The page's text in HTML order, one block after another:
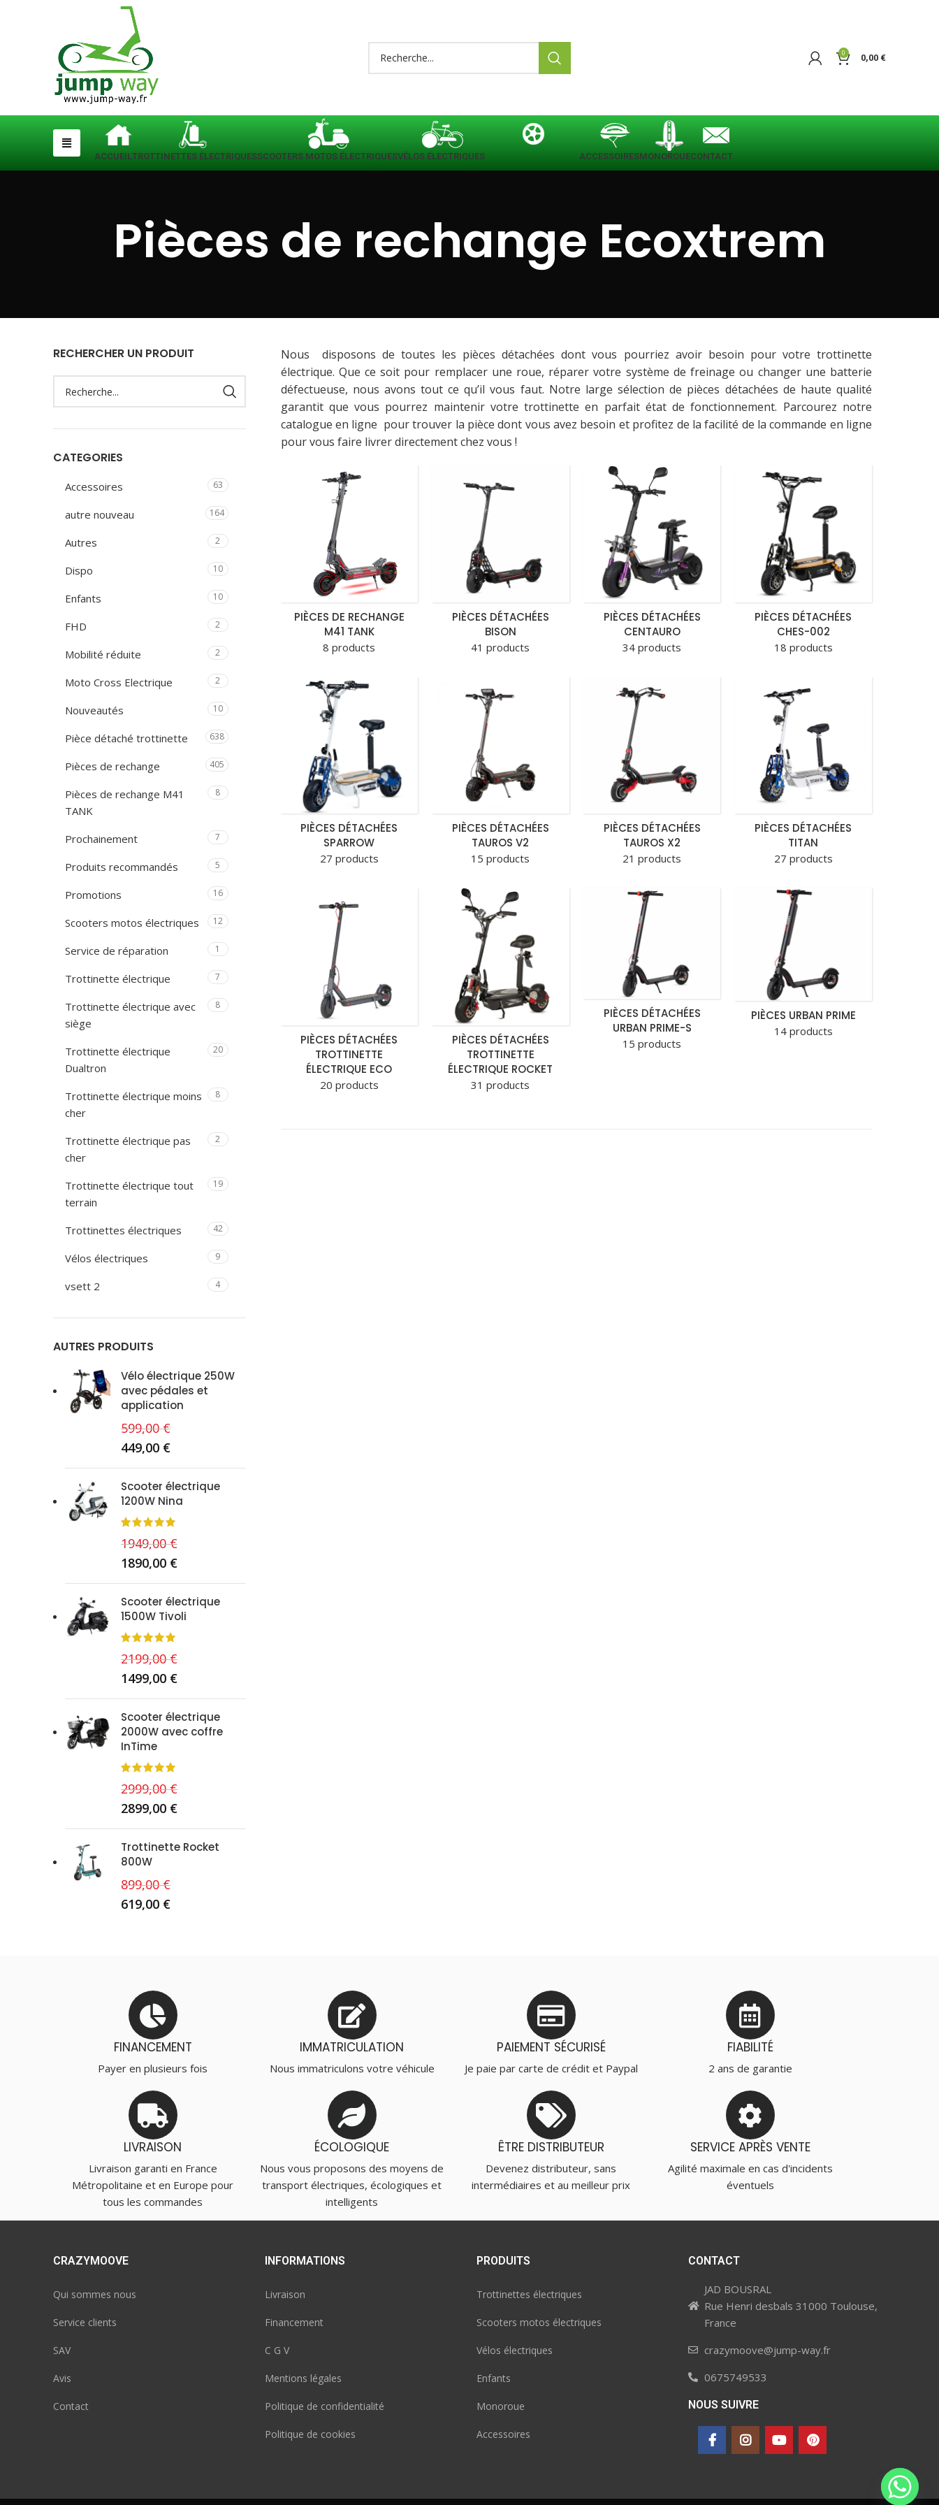
0 0,00 €
ACCUEILTROTTINETTES ÉLECTRIQUESSCOOTERS MOTOS ÉLECTRIQUESVÉLOS ÉLECTRIQUES ACCESSOIRESMONOROUECONTACT
Pièces de rechange Ecoxtrem
Nous disposons de toutes les pièces détachées dont vous pourriez avoir besoin pour votre trottinette
électrique. Que ce soit pour remplacer une roue, réparer votre système de freinage ou changer une batterie
défectueuse, nous avons tout ce qu’il vous faut. Notre large sélection de pièces détachées de haute qualité
garantit que vous pourrez maintenir votre trottinette en parfait état de fonctionnement. Parcourez notre
catalogue en ligne pour trouver la pièce dont vous avez besoin et profitez de la facilité de la commande en ligne
pour vous faire livrer directement chez vous !
PIÈCES DE RECHANGE
M41 TANK
8 products
PIÈCES DÉTACHÉES
BISON
41 products
PIÈCES DÉTACHÉES
CENTAURO
34 products
PIÈCES DÉTACHÉES
CHES-002
18 products
PIÈCES DÉTACHÉES
SPARROW
27 products
PIÈCES DÉTACHÉES
TAUROS V2
15 products
PIÈCES DÉTACHÉES
TAUROS X2
21 products
PIÈCES DÉTACHÉES
TITAN
27 products
PIÈCES DÉTACHÉES
TROTTINETTE
ÉLECTRIQUE ECO
20 products
PIÈCES DÉTACHÉES
TROTTINETTE
ÉLECTRIQUE ROCKET
31 products
PIÈCES DÉTACHÉES
URBAN PRIME-S
15 products
PIÈCES URBAN PRIME
14 products
RECHERCHER UN PRODUIT
CATEGORIES
Accessoires 63
autre nouveau 164
Autres 2
Dispo 10
Enfants 10
FHD 2
Mobilité réduite 2
Moto Cross Electrique 2
Nouveautés 10
Pièce détaché trottinette 638
Pièces de rechange 405
Pièces de rechange M41
TANK
8
Prochainement 7
Produits recommandés 5
Promotions 16
Scooters motos électriques 12
Service de réparation 1
Trottinette électrique 7
Trottinette électrique avec
siège
8
Trottinette électrique
Dualtron
20
Trottinette électrique moins
cher
8
Trottinette électrique pas
cher
2
Trottinette électrique tout
terrain
19
Trottinettes électriques 42
Vélos électriques 9
vsett 2 4
AUTRES PRODUITS
Vélo électrique 250W
avec pédales et
application
599,00€
449,00 €
Scooter électrique
1200W Nina
1949,00€
1890,00 €
Scooter électrique
1500W Tivoli
2199,00€
1499,00 €
Scooter électrique
2000W avec coffre
InTime
2999,00€
2899,00 €
Trottinette Rocket
800W
899,00€
619,00 €
FINANCEMENT
Payer en plusieurs fois
IMMATRICULATION
Nous immatriculons votre véhicule
PAIEMENT SÉCURISÉ
Je paie par carte de crédit et Paypal
FIABILITÉ
2 ans de garantie
LIVRAISON
Livraison garanti en France
Métropolitaine et en Europe pour
tous les commandes
ÉCOLOGIQUE
Nous vous proposons des moyens de
transport électriques, écologiques et
intelligents
ÊTRE DISTRIBUTEUR
Devenez distributeur, sans
intermédiaires et au meilleur prix
SERVICE APRÈS VENTE
Agilité maximale en cas d'incidents
éventuels
CRAZYMOOVE
Qui sommes nous
Service clients
SAV
Avis
Contact
INFORMATIONS
Livraison
Financement
C G V
Mentions légales
Politique de confidentialité
Politique de cookies
PRODUITS
Trottinettes électriques
Scooters motos électriques
Vélos électriques
Enfants
Monoroue
Accessoires
CONTACT
JAD BOUSRAL
Rue Henri desbals 31000 Toulouse,
France
crazymoove@jump-way.fr
0675749533
NOUS SUIVRE